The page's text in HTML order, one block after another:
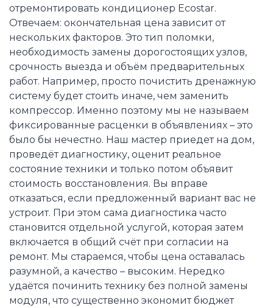
отремонтировать кондиционер Ecostar.
Отвечаем: окончательная цена зависит от
нескольких факторов. Это тип поломки,
необходимость замены дорогостоящих узлов,
срочность выезда и объём предварительных
работ. Например, просто почистить дренажную
систему будет стоить иначе, чем заменить
компрессор. Именно поэтому мы не называем
фиксированные расценки в объявлениях – это
было бы нечестно. Наш мастер приедет на дом,
проведёт диагностику, оценит реальное
состояние техники и только потом объявит
стоимость восстановления. Вы вправе
отказаться, если предложенный вариант вас не
устроит. При этом сама диагностика часто
становится отдельной услугой, которая затем
включается в общий счёт при согласии на
ремонт. Мы стараемся, чтобы цена оставалась
разумной, а качество – высоким. Нередко
удаётся починить технику без полной замены
модуля, что существенно экономит бюджет